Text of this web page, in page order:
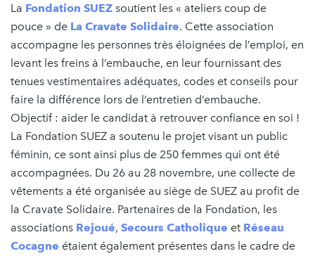
La Fondation SUEZ soutient les « ateliers coup de
pouce » de La Cravate Solidaire. Cette association
accompagne les personnes très éloignées de l’emploi, en
levant les freins à l’embauche, en leur fournissant des
tenues vestimentaires adéquates, codes et conseils pour
faire la différence lors de l’entretien d’embauche.
Objectif : aider le candidat à retrouver confiance en soi !
La Fondation SUEZ a soutenu le projet visant un public
féminin, ce sont ainsi plus de 250 femmes qui ont été
accompagnées. Du 26 au 28 novembre, une collecte de
vêtements a été organisée au siège de SUEZ au profit de
la Cravate Solidaire. Partenaires de la Fondation, les
associations Rejoué, Secours Catholique et Réseau
Cocagne étaient également présentes dans le cadre de